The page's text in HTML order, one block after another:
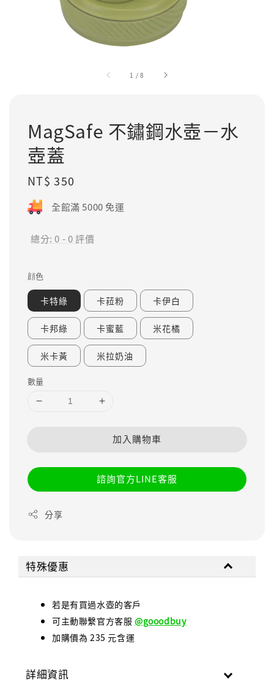
1 /8
MagSafe 不鏽鋼水壺－水
壺蓋
Regular
price
NT$ 350
全館滿 5000 免運
總分:0 -0評價
顔色
卡特綠 卡菈粉 卡伊白
卡邦綠 卡蜜藍 米花橘
米卡黃 米拉奶油
數量
加入購物車
諮詢官方LINE客服
分享
特殊優惠
若是有買過水壺的客戶
可主動聯繫官方客服 @gooodbuy
加購價為 235 元含運
詳細資訊